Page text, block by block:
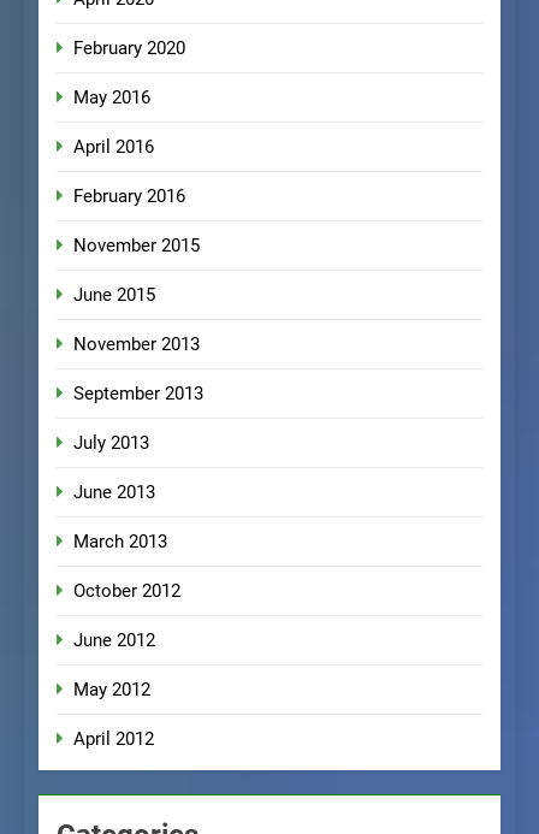
February 2020
May 2016
April 2016
February 2016
November 2015
June 2015
November 2013
September 2013
July 2013
June 2013
March 2013
October 2012
June 2012
May 2012
April 2012